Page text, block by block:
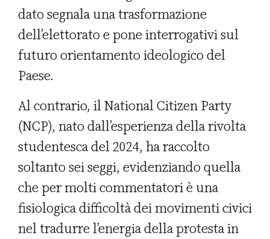
dato segnala una trasformazione
dell’elettorato e pone interrogativi sul
futuro orientamento ideologico del
Paese.
Al contrario, il National Citizen Party
(NCP), nato dall’esperienza della rivolta
studentesca del 2024, ha raccolto
soltanto sei seggi, evidenziando quella
che per molti commentatori è una
fisiologica difficoltà dei movimenti civici
nel tradurre l’energia della protesta in